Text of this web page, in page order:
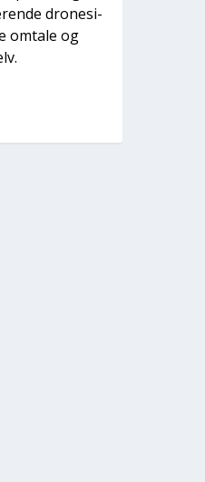
dro­ne­si­
omta­le og